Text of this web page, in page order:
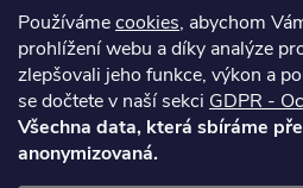
Používámecookies, abychom
prohlížení webu a díky analýze
zlepšovali jeho funkce, výkon a
se dočtete v naší sekci GDPR -
Všechna data, která sbíráme
anonymizovaná.
Vše o nákupu